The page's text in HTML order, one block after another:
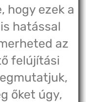
hogy ezek a
hatással
az
felújítási
őket úgy,